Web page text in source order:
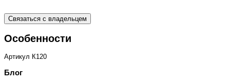
Связаться с владельцем
Особенности
Артикул К120
Блог